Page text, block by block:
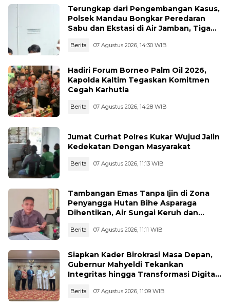
Terungkap dari Pengembangan Kasus,
Polsek Mandau Bongkar Peredaran
Sabu dan Ekstasi di Air Jamban, Tiga
Berita 07 Agustus 2026, 14:30 WIB
Hadiri Forum Borneo Palm Oil 2026,
Kapolda Kaltim Tegaskan Komitmen
Cegah Karhutla
Berita 07 Agustus 2026, 14:28 WIB
Jumat Curhat Polres Kukar Wujud Jalin
Kedekatan Dengan Masyarakat
Berita 07 Agustus 2026, 11:13 WIB
Tambangan Emas Tanpa Ijin di Zona
Penyangga Hutan Bihe Asparaga
Dihentikan, Air Sungai Keruh dan
Berita 07 Agustus 2026, 11:11 WIB
Siapkan Kader Birokrasi Masa Depan,
Gubernur Mahyeldi Tekankan
Integritas hingga Transformasi Digital
Berita 07 Agustus 2026, 11:09 WIB